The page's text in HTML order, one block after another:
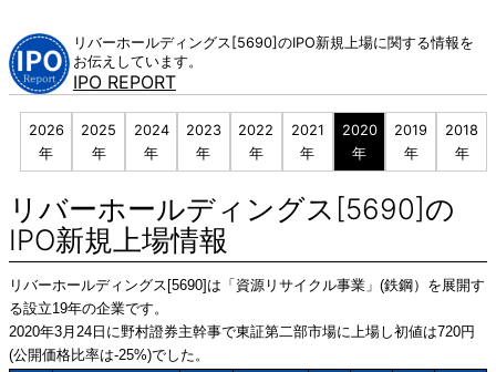
content
リバーホールディングス[5690]のIPO新規上場に関する情報を
お伝えしています。
IPO REPORT
2026
年
2025
年
2024
年
2023
年
2022
年
2021
年
2020
年
2019
年
2018
年
リバーホールディングス[5690]の
IPO新規上場情報
リバーホールディングス[5690]は「資源リサイクル事業」(鉄鋼）を展開す
る設立19年の企業です。
2020年3月24日に野村證券主幹事で東証第二部市場に上場し初値は720円
(公開価格比率は-25%)でした。